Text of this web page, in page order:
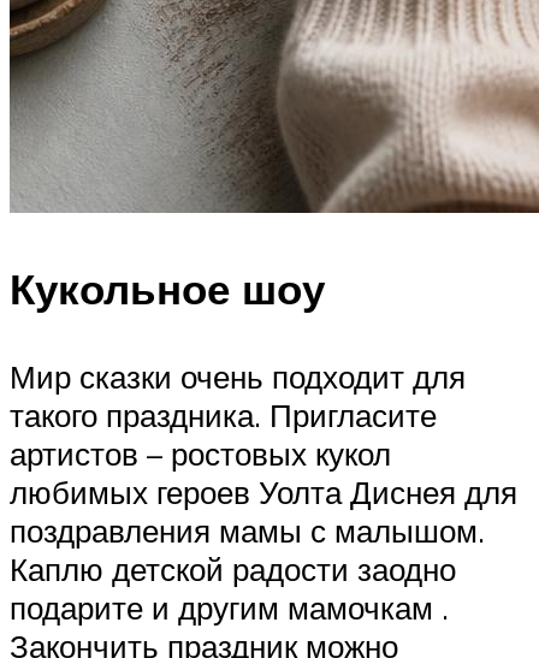
Кукольное шоу
Мир сказки очень подходит для
такого праздника. Пригласите
артистов – ростовых кукол
любимых героев Уолта Диснея для
поздравления мамы с малышом.
Каплю детской радости заодно
подарите и другим мамочкам .
Закончить праздник можно